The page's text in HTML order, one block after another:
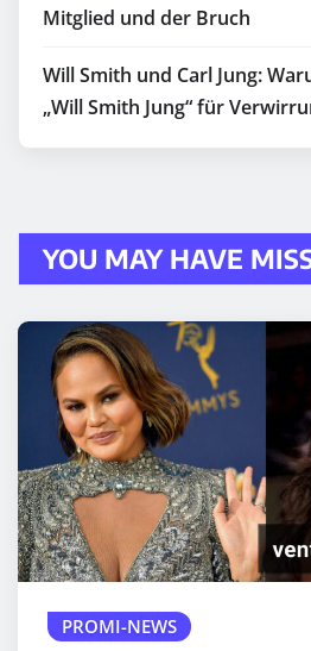
Mitglied und der Bruch
Will Smith und Carl Jung:
„Will Smith Jung“ für
YOU MAY HAVE
PROMI-NEWS